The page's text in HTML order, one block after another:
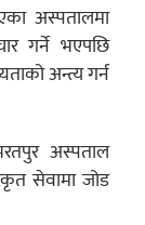
अस्पतालमा
गर्ने भएपछि
अन्त्य गर्न
अस्पताल
सेवामा जोड